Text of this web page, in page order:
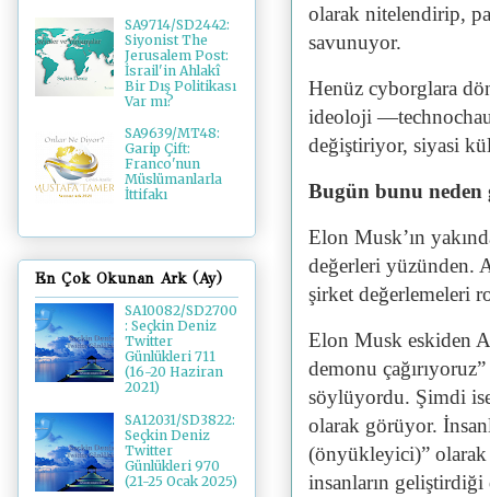
olarak nitelendirip,
savunuyor.
Henüz cyborglara
ideoloji
değiştiriyor, siyasi
Bugün bunu
Elon Musk’ın
değerleri yüzünden.
şirket değerlemeleri
Elon Musk eskiden
demonu
söylüyordu. Şimdi
olarak görüyor.
(önyükleyici)” olarak
insanların
SA9714/SD2442:
Siyonist The
Jerusalem Post:
İsrail'in Ahlakî
Bir Dış Politikası
Var mı?
SA9639/MT48:
Garip Çift:
Franco'nun
Müslümanlarla
İttifakı
En Çok Okunan Ark (Ay)
SA10082/SD2700
: Seçkin Deniz
Twitter
Günlükleri 711
(16-20 Haziran
2021)
SA12031/SD3822:
Seçkin Deniz
Twitter
Günlükleri 970
(21-25 Ocak 2025)